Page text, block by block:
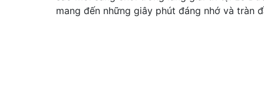
mang đến những giây phút đáng nhớ và tràn